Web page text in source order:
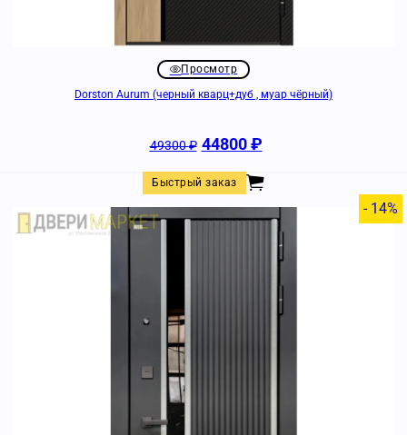
Просмотр
Dorston Aurum (черный кварц+дуб , муар чёрный)
49300₽ 44800₽
Быстрый заказ
- 14%